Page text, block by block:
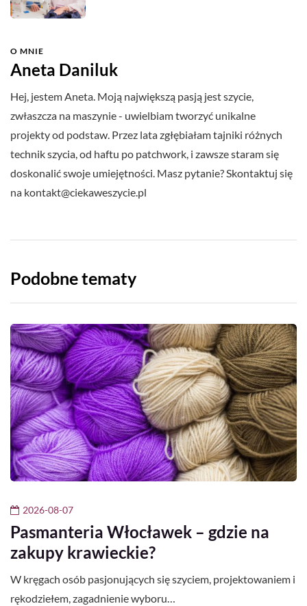
O MNIE
Aneta Daniluk
Hej, jestem Aneta. Moją największą pasją jest szycie,
zwłaszcza na maszynie - uwielbiam tworzyć unikalne
projekty od podstaw. Przez lata zgłębiałam tajniki różnych
technik szycia, od haftu po patchwork, i zawsze staram się
doskonalić swoje umiejętności. Masz pytanie? Skontaktuj się
na kontakt@ciekaweszycie.pl
Podobne tematy
2026-08-07
Pasmanteria Włocławek – gdzie na
zakupy krawieckie?
W kręgach osób pasjonujących się szyciem, projektowaniem i
rękodziełem, zagadnienie wyboru…